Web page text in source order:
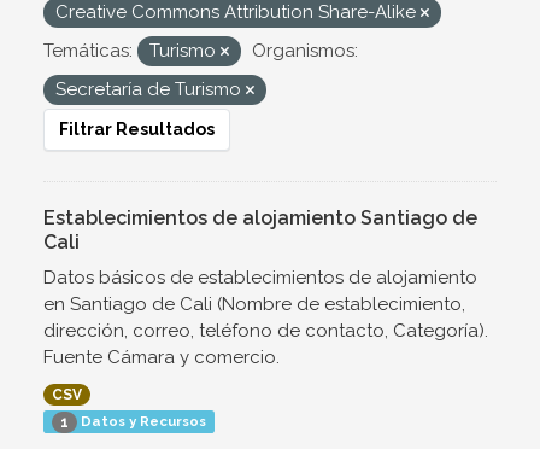
Creative Commons Attribution Share-Alike
Temáticas:
Turismo
Organismos:
Secretaría de Turismo
Filtrar Resultados
Establecimientos de alojamiento Santiago de
Cali
Datos básicos de establecimientos de alojamiento
en Santiago de Cali (Nombre de establecimiento,
dirección, correo, teléfono de contacto, Categoría).
Fuente Cámara y comercio.
CSV
1 Datos y Recursos